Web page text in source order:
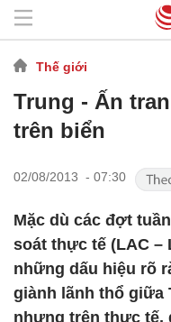
Thế giới
Trung - Ấn
trên biển
02/08/2013 - 07:30
Mặc dù các đợt
soát thực tế (LAC –
những dấu hiệu rõ
giành lãnh thổ giữa
nhưng trên thực tế,